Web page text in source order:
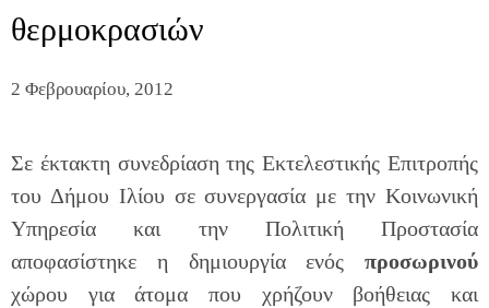
θερμοκρασιών
2 Φεβρουαρίου, 2012
Σε έκτακτη συνεδρίαση της Εκτελεστικής Επιτροπής
του Δήμου Ιλίου σε συνεργασία με την Κοινωνική
Υπηρεσία και την Πολιτική Προστασία
αποφασίστηκε η δημιουργία ενός προσωρινού
χώρου για άτομα που χρήζουν βοήθειας και